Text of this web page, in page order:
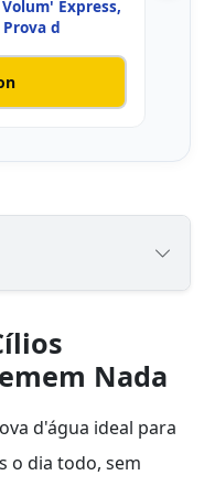
Express,
d
Nada
d'água ideal para
o dia todo, sem